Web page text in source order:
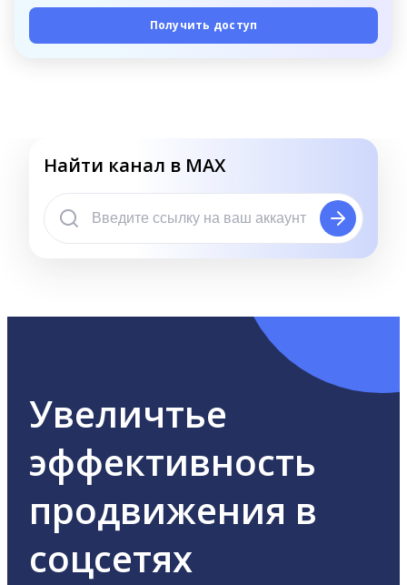
Получить доступ
Найти канал в MAX
Увеличтье
эффективность
продвижения в
соцсетях